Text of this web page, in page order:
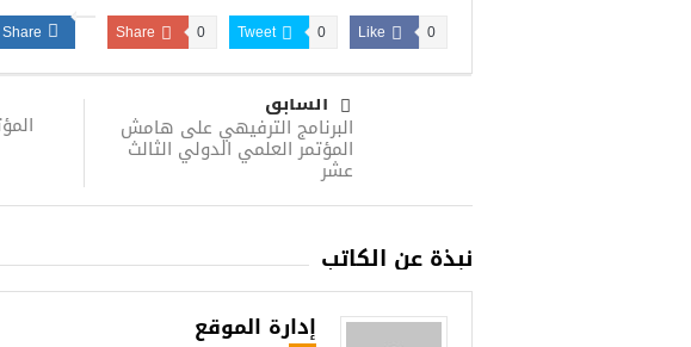
Like 0
Tweet 0
Share 0
Share
السابق
البرنامج الترفيهي على هامش
المؤتمر العلمي الدولي الثالث
عشر
نبذة عن الكاتب
إدارة الموقع